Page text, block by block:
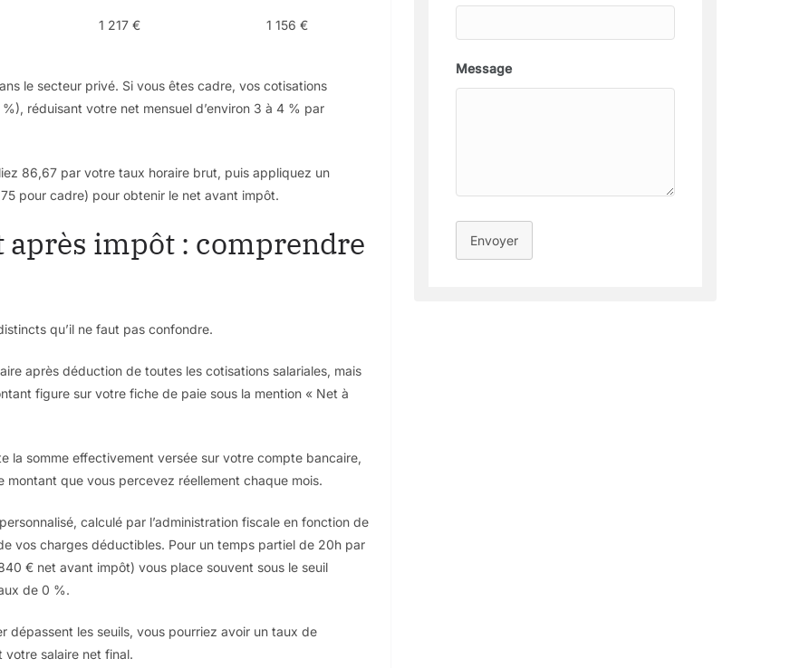
1 217 € 1 156 €
le secteur privé. Si vous êtes cadre, vos cotisations
réduisant votre net mensuel d’environ 3 à 4 % par
86,67 par votre taux horaire brut, puis appliquez un
pour cadre) pour obtenir le net avant impôt.
après impôt : comprendre
qu’il ne faut pas confondre.
après déduction de toutes les cotisations salariales, mais
figure sur votre fiche de paie sous la mention « Net à
la somme effectivement versée sur votre compte bancaire,
montant que vous percevez réellement chaque mois.
calculé par l’administration fiscale en fonction de
vos charges déductibles. Pour un temps partiel de 20h par
€ net avant impôt) vous place souvent sous le seuil
de 0 %.
dépassent les seuils, vous pourriez avoir un taux de
votre salaire net final.
Message
Envoyer